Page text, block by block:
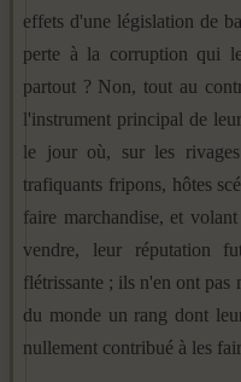
effets d'une législation de
perte à la corruption qui
partout ? Non, tout au
l'instrument principal de
le jour où, sur les
trafiquants fripons, hôtes
faire marchandise, et
vendre, leur réputation
flétrissante ; ils n'en ont pas
du monde un rang dont
nullement contribué à les